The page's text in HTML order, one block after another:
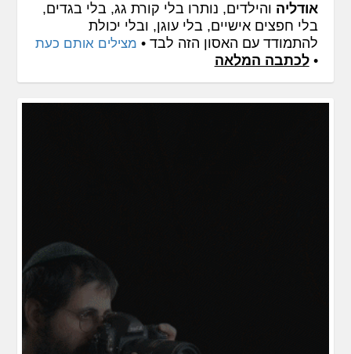
אודליה והילדים, נותרו בלי קורת גג, בלי בגדים,
בלי חפצים אישיים, בלי עוגן, ובלי יכולת
להתמודד עם האסון הזה לבד • מצילים אותם כעת
•לכתבה המלאה